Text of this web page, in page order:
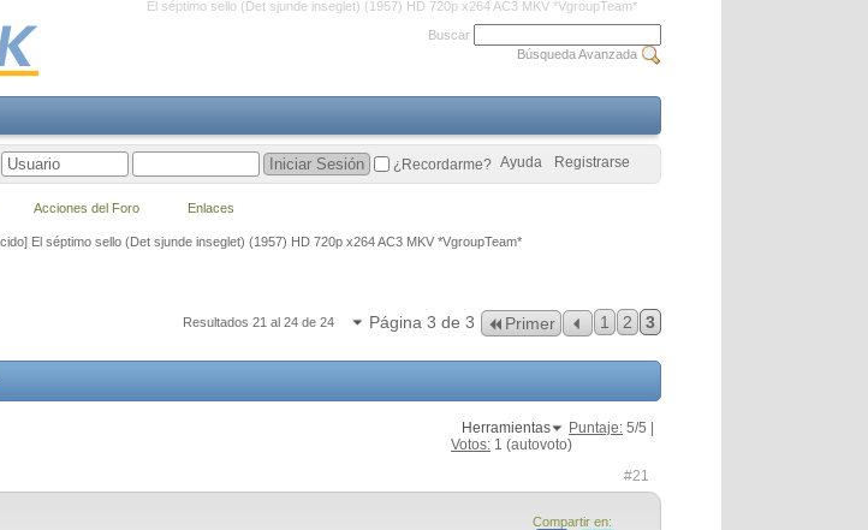
El séptimo sello (Det sjunde inseglet) (1957) HD 720p x264 AC3 MKV *VgroupTeam*
El séptimo sello (Det sjunde inseglet) (1957) HD 720p x264 AC3 MKV *VgroupTeam*
Página 3 de 3 Primer 1 2 3
Resultados 21 al 24 de 24
Herramientas Puntaje: 5/5 |
Votos: 1 (autovoto)
#21
Compartir en:
Buscar
Búsqueda Avanzada
Registrarse
Ayuda
¿Recordarme?
Acciones del Foro Enlaces